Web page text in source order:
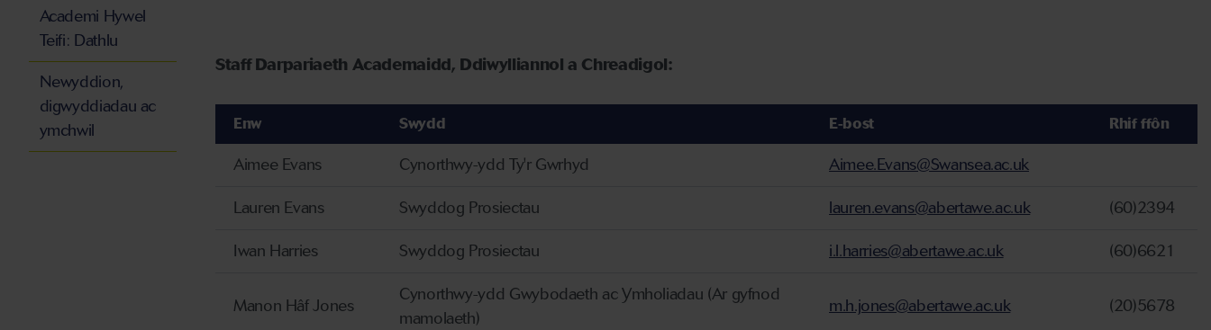
StaffDarpariaeth Academaidd, Ddiwylliannol a Chreadigol:
Enw Swydd E-bost Rhif ffôn
Aimee Evans Cynorthwy-ydd Ty'r Gwrhyd Aimee.Evans@Swansea.ac.uk
Lauren Evans Swyddog Prosiectau lauren.evans@abertawe.ac.uk (60)2394
Iwan Harries Swyddog Prosiectau i.l.harries@abertawe.ac.uk (60)6621
Manon Hâf Jones
Cynorthwy-ydd Gwybodaeth ac Ymholiadau (Ar gyfnod
mamolaeth)
m.h.jones@abertawe.ac.uk (20)5678
Academi Hywel
Teifi: Dathlu
Newyddion,
digwyddiadau ac
ymchwil